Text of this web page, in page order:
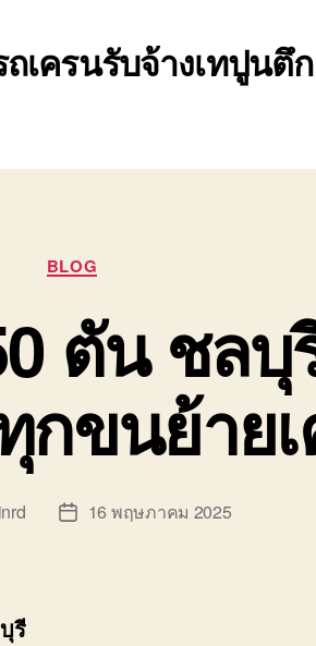
ถเครนรับจ้างเทปูนตึก
Categories
BLOG
ตัน ชลบุ
กขนย้าย
Post16 พฤษภาคม 2025
รี